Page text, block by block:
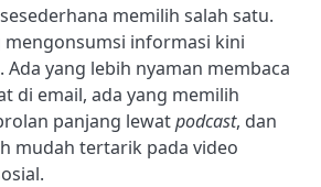
memilih salah satu.
mengonsumsi informasi kini
yang lebih nyaman membaca
di email, ada yang memilih
panjang lewatpodcast, dan
mudah tertarik pada video